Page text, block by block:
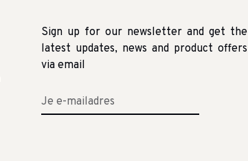
Sign up for our newsletter and get the
latest updates, news and product offers
via email